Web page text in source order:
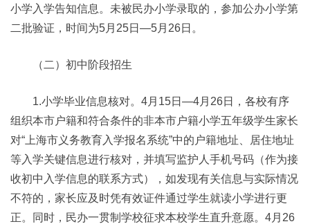
小学入学告知信息。未被民办小学录取的，参加公办小学第
二批验证，时间为5月25日—5月26日。
（二）初中阶段招生
1.小学毕业信息核对。4月15日—4月26日，各校有序
组织本市户籍和符合条件的非本市户籍小学五年级学生家长
对“上海市义务教育入学报名系统”中的户籍地址、居住地址
等入学关键信息进行核对，并填写监护人手机号码（作为接
收初中入学信息的联系方式），如发现有关信息与实际情况
不符的，家长应及时凭有效证件通过学生就读小学进行更
正。同时，民办一贯制学校征求本校学生直升意愿。4月26